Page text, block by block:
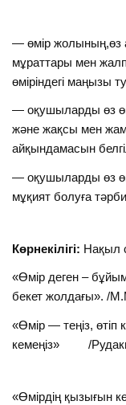
— өмір жолының,өз
мұраттары мен
өміріндегі маңызы
— оқушыларды өз
және жақсы мен
айқындамасын
— оқушыларды өз
мұқият болуға
Көрнекілігі: Нақыл
«Өмір деген –
бекет жолдағы». /
«Өмір — теңіз, өтіп
кемеңіз» /
«Өмірдің қызығын